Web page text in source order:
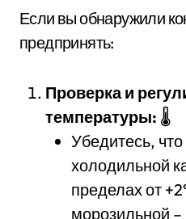
Если вы обнаружили
предпринять:
Проверка и
температуры: 🌡️
Убедитесь,
холодильной
пределах от
морозильной –